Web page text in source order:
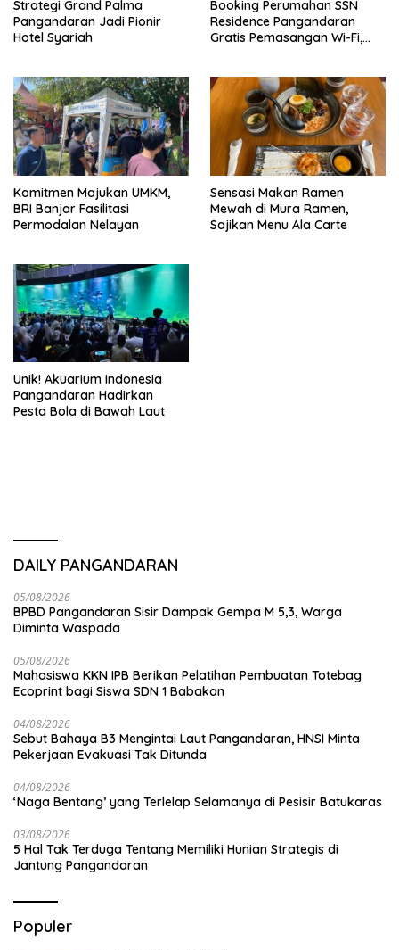
Strategi Grand Palma
Pangandaran Jadi Pionir
Hotel Syariah
Booking Perumahan SSN
Residence Pangandaran
Gratis Pemasangan Wi-Fi,
Komitmen Majukan UMKM,
BRI Banjar Fasilitasi
Permodalan Nelayan
Sensasi Makan Ramen
Mewah di Mura Ramen,
Sajikan Menu Ala Carte
Unik! Akuarium Indonesia
Pangandaran Hadirkan
Pesta Bola di Bawah Laut
DAILY PANGANDARAN
05/08/2026
BPBD Pangandaran Sisir Dampak Gempa M 5,3, Warga
Diminta Waspada
05/08/2026
Mahasiswa KKN IPB Berikan Pelatihan Pembuatan Totebag
Ecoprint bagi Siswa SDN 1 Babakan
04/08/2026
Sebut Bahaya B3 Mengintai Laut Pangandaran, HNSI Minta
Pekerjaan Evakuasi Tak Ditunda
04/08/2026
‘Naga Bentang’ yang Terlelap Selamanya di Pesisir Batukaras
03/08/2026
5 Hal Tak Terduga Tentang Memiliki Hunian Strategis di
Jantung Pangandaran
Populer